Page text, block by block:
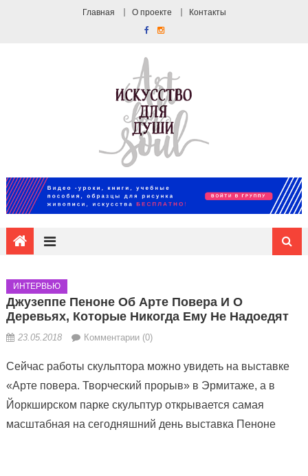
Главная О проекте Контакты
ИНТЕРВЬЮ
Джузеппе Пеноне Об Арте Повера И О
Деревьях, Которые Никогда Ему Не Надоедят
23.05.2018 Комментарии (0)
Сейчас работы скульптора можно увидеть на выставке
«Арте повера. Творческий прорыв» в Эрмитаже, а в
Йоркширском парке скульптур открывается самая
масштабная на сегодняшний день выставка Пеноне